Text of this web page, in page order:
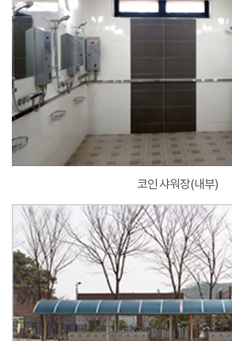
코인 샤워장(내부)